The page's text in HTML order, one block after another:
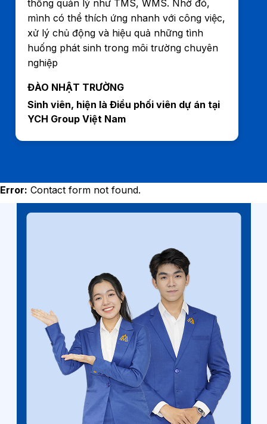
thống quản lý như TMS, WMS. Nhờ đó,
mình có thể thích ứng nhanh với công việc,
xử lý chủ động và hiệu quả những tình
huống phát sinh trong môi trường chuyên
nghiệp
ĐÀO NHẬT TRƯỜNG
Sinh viên, hiện là Điều phối viên dự án tại
YCH Group Việt Nam
Error: Contact form not found.